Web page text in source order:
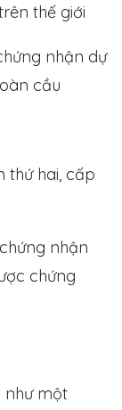
thế giới
nhận dự
cầu
thứ hai, cấp
nhận
chứng
như một